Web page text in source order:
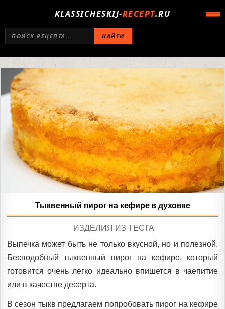
KLASSICHESKIJ-RECEPT.RU
НАЙТИ
Тыквенный пирог на кефире в духовке
POSTED
ИЗДЕЛИЯ ИЗ ТЕСТА
Выпечка может быть не только вкусной, но и полезной.
Бесподобный тыквенный пирог на кефире, который
готовится очень легко идеально впишется в чаепитие
или в качестве десерта.
В сезон тыкв предлагаем попробовать пирог на кефире